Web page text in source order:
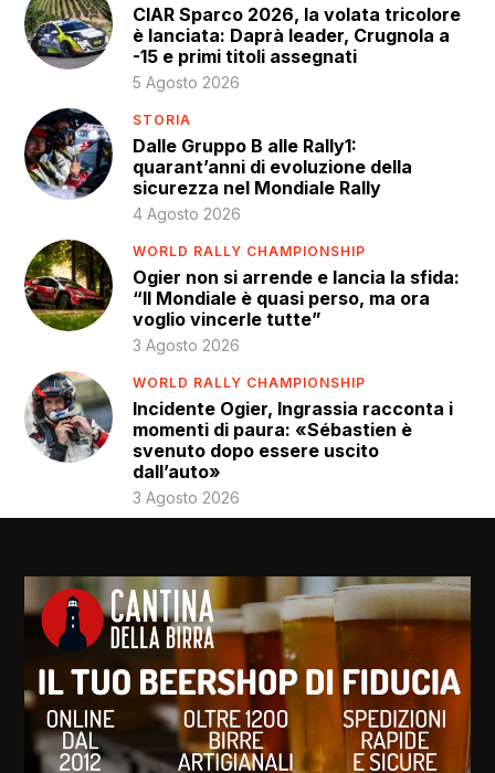
CIAR Sparco 2026, la volata tricolore
è lanciata: Daprà leader, Crugnola a
-15 e primi titoli assegnati
5 Agosto 2026
STORIA
Dalle Gruppo B alle Rally1:
quarant’anni di evoluzione della
sicurezza nel Mondiale Rally
4 Agosto 2026
WORLD RALLY CHAMPIONSHIP
Ogier non si arrende e lancia la sfida:
“Il Mondiale è quasi perso, ma ora
voglio vincerle tutte”
3 Agosto 2026
WORLD RALLY CHAMPIONSHIP
Incidente Ogier, Ingrassia racconta i
momenti di paura: «Sébastien è
svenuto dopo essere uscito
dall’auto»
3 Agosto 2026